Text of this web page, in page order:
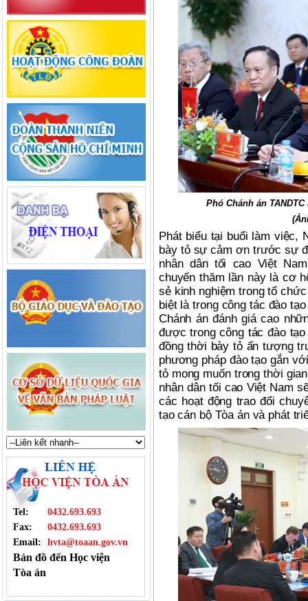
Tel:
0432.693.693
Fax:
0432.693.693
Email:
hvta@toaan.gov.vn
Bản đồ đến Học viện
Tòa án
Phó Chánh án
Phát biểu tại buổi làm việc,
bày tỏ sự cảm ơn trước sự
nhân dân tối cao Việt
chuyến thăm lần này là cơ
sẻ kinh nghiệm trong tổ
biệt là trong công tác đào
Chánh án đánh giá cao
được trong công tác đào
đồng thời bày tỏ ấn tượng
phương pháp đào tạo gắn
tỏ mong muốn trong thời
nhân dân tối cao Việt Nam
các hoạt động trao đổi
tạo cán bộ Tòa án và phát